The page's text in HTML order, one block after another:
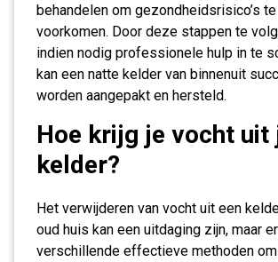
behandelen om gezondheidsrisico’s te
voorkomen. Door deze stappen te
indien nodig professionele hulp in te
kan een natte kelder van binnenuit
worden aangepakt en hersteld.
Hoe krijg je vocht uit
kelder?
Het verwijderen van vocht uit een
oud huis kan een uitdaging zijn, maar
verschillende effectieve methoden